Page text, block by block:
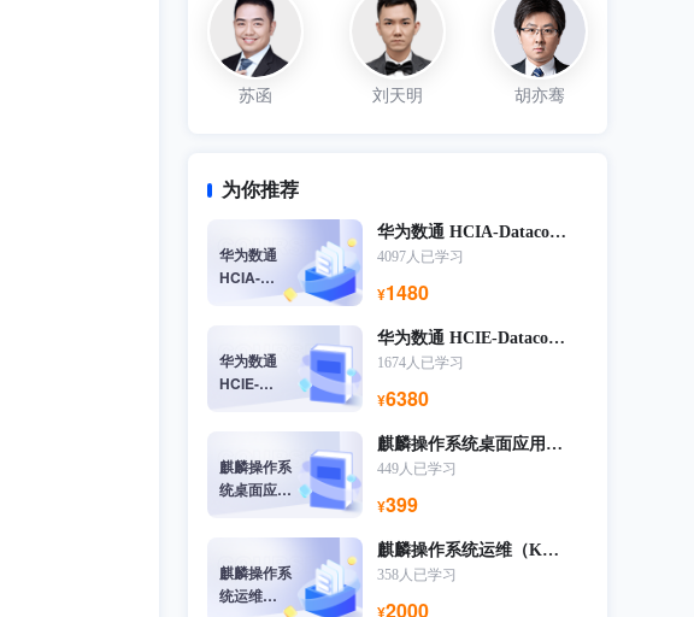
苏函 刘天明 胡亦骞
为你推荐
华为数通
HCIA-
Datacom[V2.0]
华为数通 HCIA-Datacom[V2.0]
4097人已学习
¥1480
华为数通
HCIE-
华为数通 HCIE-Datacom v1.0
1674人已学习
¥6380
麒麟操作系
统桌面应用
麒麟操作系统桌面应用（KYCA）
449人已学习
¥399
麒麟操作系
统运维
麒麟操作系统运维（KYCA）
358人已学习
¥2000